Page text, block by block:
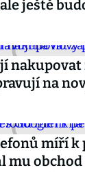
ještě
nakupovat
na
míří k
mu obchod